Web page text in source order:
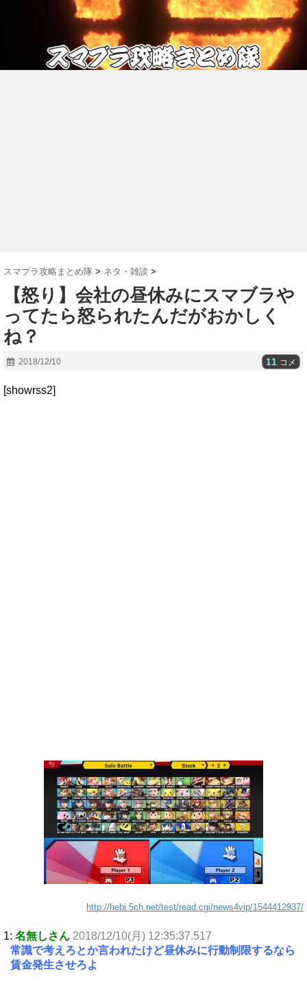
スマブラ攻略まとめ隊 > ネタ・雑談 >
【怒り】会社の昼休みにスマブラや
ってたら怒られたんだがおかしく
ね？
2018/12/10 11 コメ
[showrss2]
http://hebi.5ch.net/test/read.cgi/news4vip/1544412937/
1: 名無しさん 2018/12/10(月) 12:35:37.517
常識で考えろとか言われたけど昼休みに行動制限するなら
賃金発生させろよ